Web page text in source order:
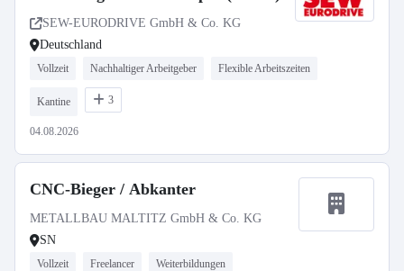
SEW-EURODRIVE GmbH & Co. KG
Deutschland
Vollzeit Nachhaltiger Arbeitgeber Flexible Arbeitszeiten
Kantine 3
04.08.2026
CNC-Bieger / Abkanter
METALLBAU MALTITZ GmbH & Co. KG
SN
Vollzeit Freelancer Weiterbildungen